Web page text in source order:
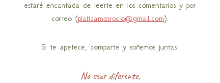
estaré encantada de leerte en los comentarios y por
correo (platicamosrocio@gmail.com).
Si te apetece, comparte y soñemos juntas.
No seas diferente,